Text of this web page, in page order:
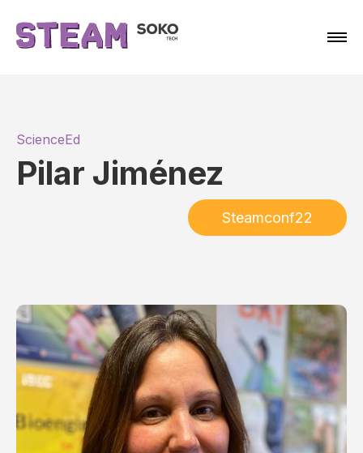
ScienceEd
Pilar Jiménez
Steamconf22